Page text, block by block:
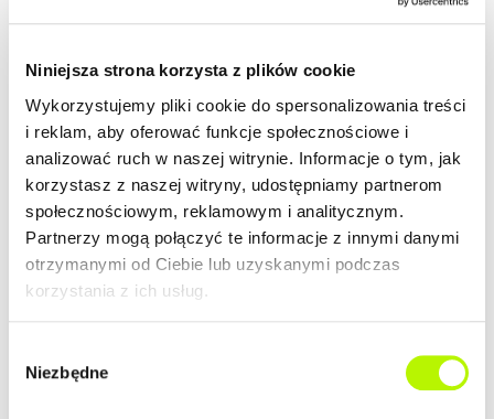
Niniejsza strona korzysta z plików cookie
Wykorzystujemy pliki cookie do spersonalizowania treści
i reklam, aby oferować funkcje społecznościowe i
analizować ruch w naszej witrynie. Informacje o tym, jak
korzystasz z naszej witryny, udostępniamy partnerom
społecznościowym, reklamowym i analitycznym.
Partnerzy mogą połączyć te informacje z innymi danymi
otrzymanymi od Ciebie lub uzyskanymi podczas
korzystania z ich usług.
zgody
Niezbędne
wielkomiejski styl życia. Nowoczesny design budynków,
spełnią wymagania nawet najbardziej wymagających
klientów.
DOWIEDZ SIĘ WIĘCEJ O LOKALIZACJI
więcej
ZALETY LOKALIZACJI
lokalizacja w centrum
nowoczesna architektura
piękne widoki na Rzeszów